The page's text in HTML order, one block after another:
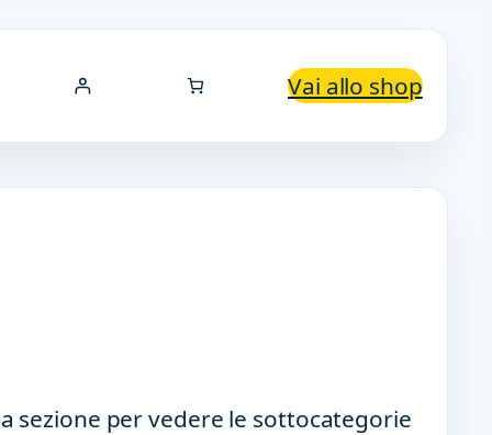
Vai allo shop
sezione per vedere le sottocategorie